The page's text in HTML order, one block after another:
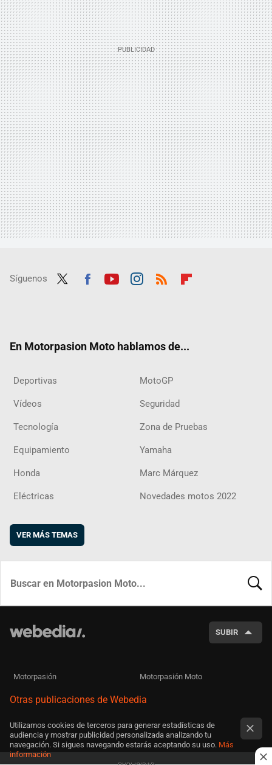
Síguenos
En Motorpasion Moto hablamos de...
Deportivas MotoGP
Vídeos Seguridad
Tecnología Zona de Pruebas
Equipamiento Yamaha
Honda Marc Márquez
Eléctricas Novedades motos 2022
VER MÁS TEMAS
SUBIR
Motorpasión Motorpasión Moto
Otras publicaciones de Webedia
Utilizamos cookies de terceros para generar estadísticas de
audiencia y mostrar publicidad personalizada analizando tu
navegación. Si sigues navegando estarás aceptando su uso. Más
información